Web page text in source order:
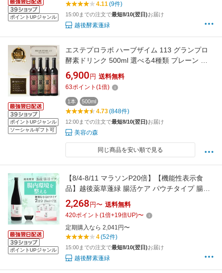
ポイントUPジャンル
4.11(9件)
15:00までの注文で最短8/10(翌日)お届け
越後酵素蓬緑
ポイントUPジャンル
ソーシャルギフト可
エステプロラボ ハーブザイム 113 グランプロ
酵素ドリンク 500ml 選べる4種類 プレーン オ
ラックス ジンジャー トロピカルフルーツ ファ
スティング ダイエットドリンク 美容 健康
6,900 円 送料無料
63ポイント (1倍)
1本 500ml
4.73(848件)
12:00までの注文で最短8/10(翌日)お届け
美容の森
同じ商品を安い順で見る
ポイントUPジャンル
【8/4-8/11 マラソンP20倍】【機能性表示食
品】越後薬草蓬緑 腸活ケア パウチタイプ 腸活
ドリンク 酵素ドリンク イヌリン 便通改善 酵素
腸内フローラケア 3億杯突破 エラグ酸
2,268 円〜 送料無料
420ポイント (1倍+19倍UP)〜
定期購入なら 2,041円〜
4(52件)
15:00までの注文で最短8/10(翌日)お届け
越後酵素蓬緑